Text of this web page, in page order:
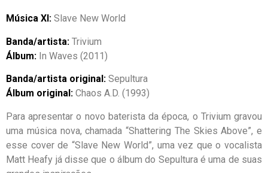
Música XI: Slave New World
Banda/artista: Trivium
Álbum: In Waves (2011)
Banda/artista original: Sepultura
Álbum original: Chaos A.D. (1993)
Para apresentar o novo baterista da época, o Trivium gravou
uma música nova, chamada “Shattering The Skies Above”, e
esse cover de “Slave New World”, uma vez que o vocalista
Matt Heafy já disse que o álbum do Sepultura é uma de suas